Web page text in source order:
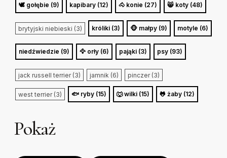
🕊️ gołębie (9) kapibary (12) 🐴 konie (27) 😸 koty (48)
brytyjski niebieski (3) króliki (3) 🐵 małpy (9) motyle (6)
niedźwiedzie (9) 🦅 orły (6) pająki (3) psy (93)
jack russell terrier (3) jamnik (6) pinczer (3)
west terrier (3) 🐟 ryby (15) 🐺 wilki (15) 🐸 żaby (12)
Pokaż